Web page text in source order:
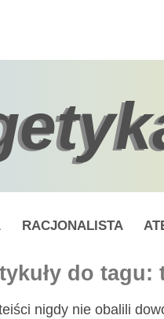
RACJONALISTA
do tagu:
nigdy nie obalili